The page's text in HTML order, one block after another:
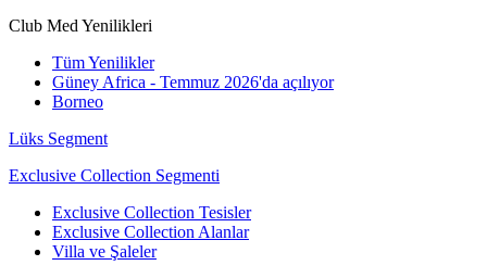
Club Med Yenilikleri
Tüm Yenilikler
Güney Africa - Temmuz 2026'da açılıyor
Borneo
Lüks Segment
Exclusive Collection Segmenti
Exclusive Collection Tesisler
Exclusive Collection Alanlar
Villa ve Şaleler